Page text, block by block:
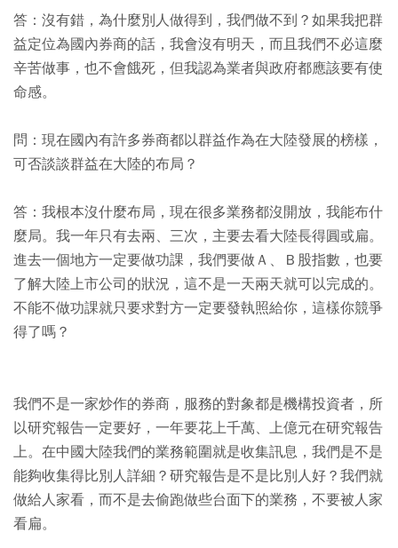
答：沒有錯，為什麼別人做得到，我們做不到？如果我把群
益定位為國內券商的話，我會沒有明天，而且我們不必這麼
辛苦做事，也不會餓死，但我認為業者與政府都應該要有使
命感。
問：現在國內有許多券商都以群益作為在大陸發展的榜樣，
可否談談群益在大陸的布局？
答：我根本沒什麼布局，現在很多業務都沒開放，我能布什
麼局。我一年只有去兩、三次，主要去看大陸長得圓或扁。
進去一個地方一定要做功課，我們要做Ａ、Ｂ股指數，也要
了解大陸上市公司的狀況，這不是一天兩天就可以完成的。
不能不做功課就只要求對方一定要發執照給你，這樣你競爭
得了嗎？
我們不是一家炒作的券商，服務的對象都是機構投資者，所
以研究報告一定要好，一年要花上千萬、上億元在研究報告
上。在中國大陸我們的業務範圍就是收集訊息，我們是不是
能夠收集得比別人詳細？研究報告是不是比別人好？我們就
做給人家看，而不是去偷跑做些台面下的業務，不要被人家
看扁。